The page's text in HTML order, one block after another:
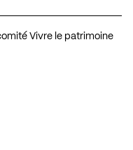
Vivre le patrimoine